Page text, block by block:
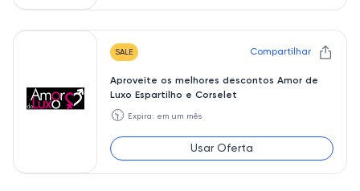
SALE Compartilhar
Aproveite os melhores descontos Amor de
Luxo Espartilho e Corselet
🕥 Expira: em um mês
Usar Oferta